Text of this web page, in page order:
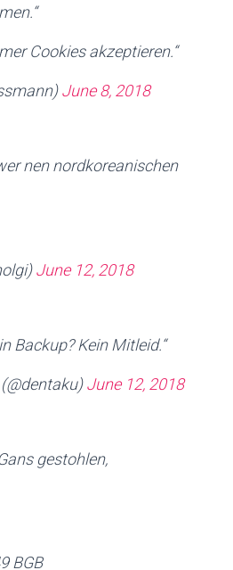
Cookies akzeptieren.“
June 8, 2018
nen nordkoreanischen
June 12, 2018
Backup? Kein Mitleid.“
June 12, 2018
gestohlen,
BGB